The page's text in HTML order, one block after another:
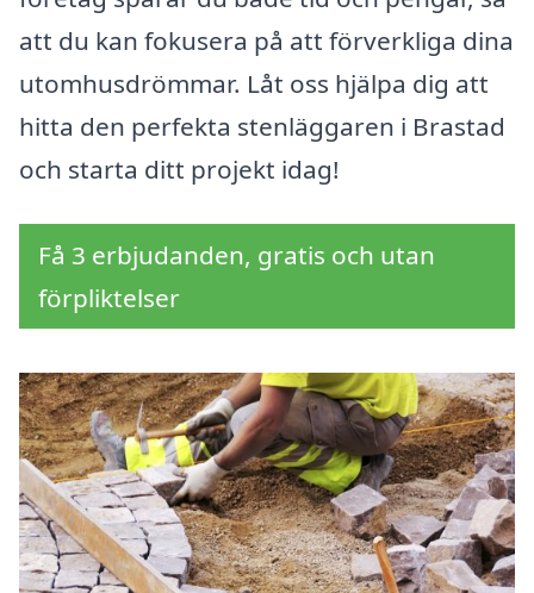
att du kan fokusera på att förverkliga dina
utomhusdrömmar. Låt oss hjälpa dig att
hitta den perfekta stenläggaren i Brastad
och starta ditt projekt idag!
Få 3 erbjudanden, gratis och utan
förpliktelser